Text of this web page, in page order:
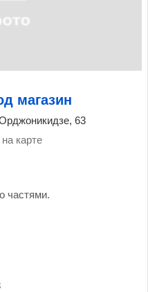
магазин
63
карте
частями.